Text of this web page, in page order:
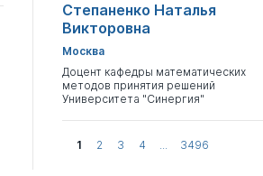
Степаненко Наталья
Викторовна
Москва
Доцент кафедры математических
методов принятия решений
Университета "Синергия"
1 2 3 4 ... 3496